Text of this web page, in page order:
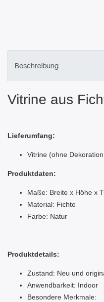
Beschreibung
Vitrine aus
Lieferumfang:
Vitrine (ohne
Produktdaten:
Maße: Breite x Höhe x
Material: Fichte
Farbe: Natur
Produktdetails:
Zustand: Neu und
Anwendbarkeit: Indoor
Besondere Merkmale: